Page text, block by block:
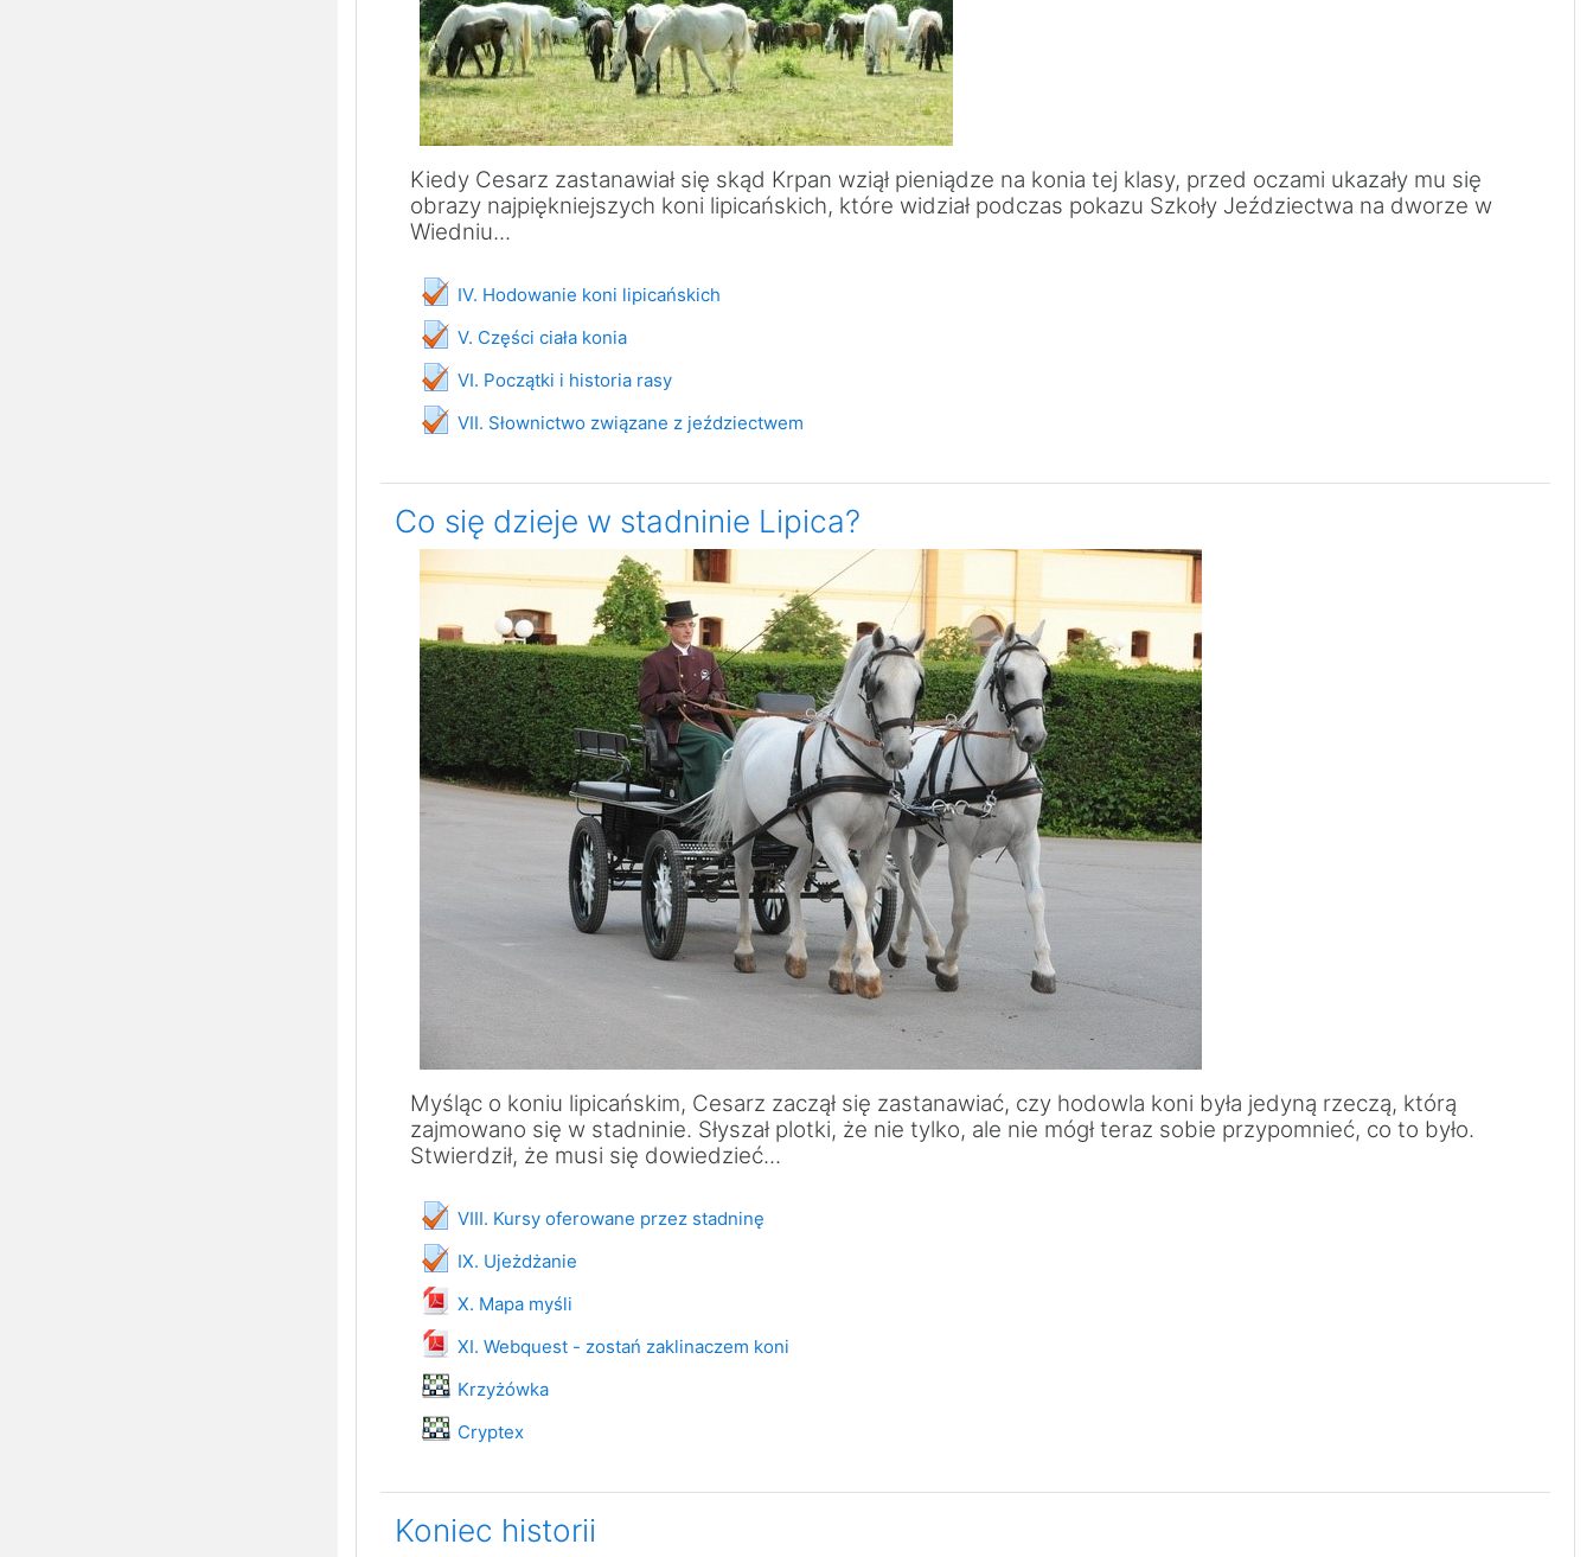
Kiedy Cesarz zastanawiał się skąd Krpan wziął pieniądze na konia tej klasy, przed oczami ukazały mu się
obrazy najpiękniejszych koni lipicańskich, które widział podczas pokazu Szkoły Jeździectwa na dworze w
Wiedniu...
IV. Hodowanie koni lipicańskich
Test
V. Części ciała konia
Test
VI. Początki i historia rasy
Test
VII. Słownictwo związane z jeździectwem
Test
Co się dzieje w stadninie Lipica?
Myśląc o koniu lipicańskim, Cesarz zaczął się zastanawiać, czy hodowla koni była jedyną rzeczą, którą
zajmowano się w stadninie. Słyszał plotki, że nie tylko, ale nie mógł teraz sobie przypomnieć, co to było.
Stwierdził, że musi się dowiedzieć...
VIII. Kursy oferowane przez stadninę
Test
IX. Ujeżdżanie
Test
X. Mapa myśli
Soubor
XI. Webquest - zostań zaklinaczem koni
Soubor
Krzyżówka
Hra
Cryptex
Hra
Koniec historii